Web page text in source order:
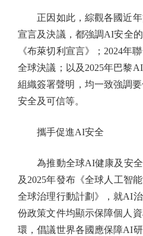
正因如此，綜觀各國近年
宣言及決議，都強調AI安全
《布萊切利宣言》；2024年
全球決議；以及2025年巴黎
組織簽署聲明，均一致強調
安全及可信等。
攜手促進AI安全
為推動全球AI健康及安全
及2025年發布《全球人工智
全球治理行動計劃》，就AI
份政策文件均顯示保障個人
環，倡議世界各國應保障AI